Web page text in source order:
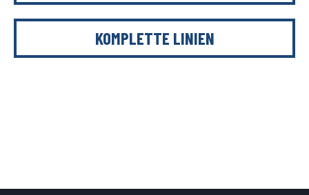
KOMPLETTE LINIEN